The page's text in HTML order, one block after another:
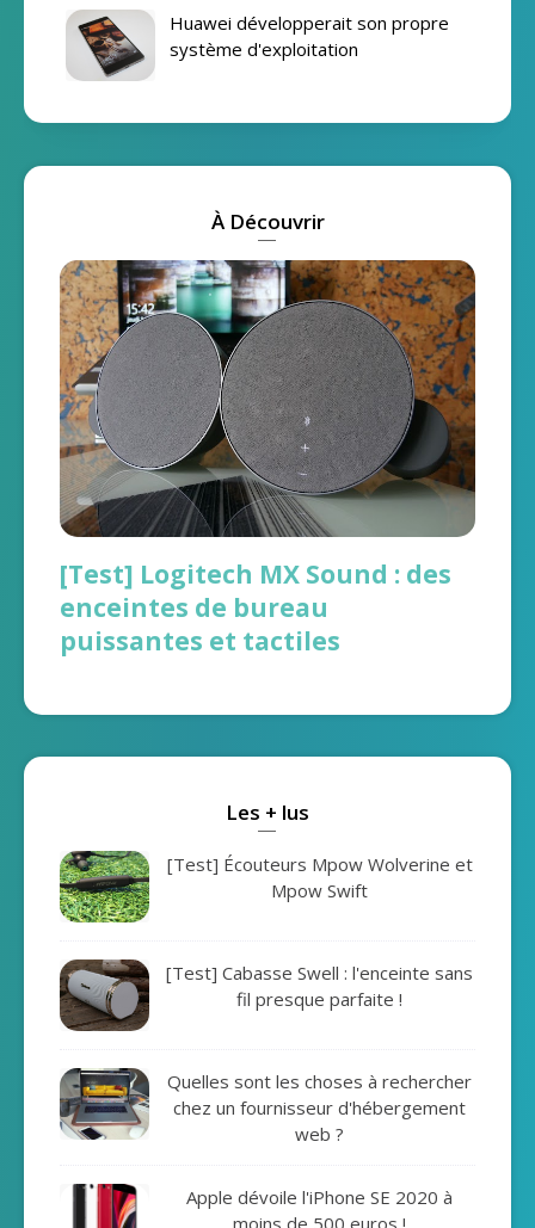
Huawei développerait son propre
système d'exploitation
À Découvrir
[Test] Logitech MX Sound : des
enceintes de bureau
puissantes et tactiles
Les + lus
[Test] Écouteurs Mpow Wolverine et
Mpow Swift
[Test] Cabasse Swell : l'enceinte sans
fil presque parfaite !
Quelles sont les choses à rechercher
chez un fournisseur d'hébergement
web ?
Apple dévoile l'iPhone SE 2020 à
moins de 500 euros !